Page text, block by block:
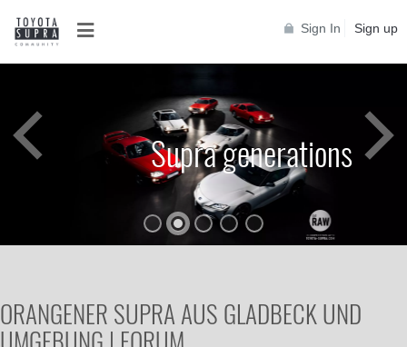
Sign In Sign up
Supra generations
ORANGENER SUPRA AUS GLADBECK UND